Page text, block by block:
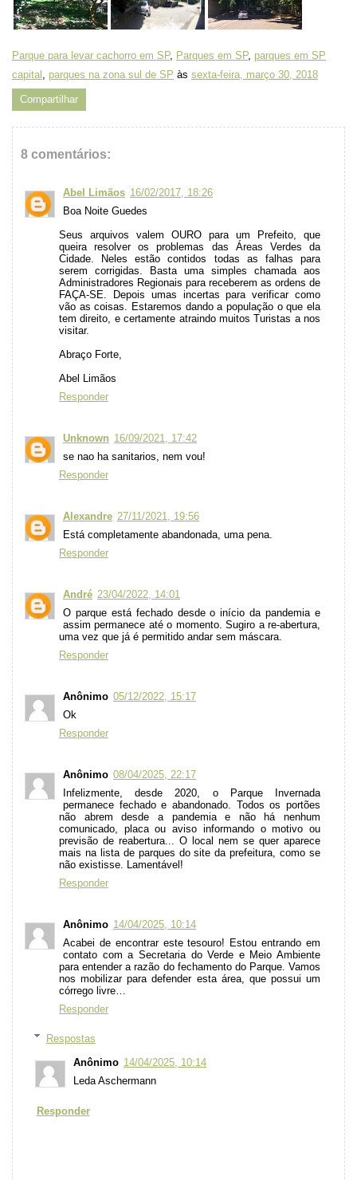
Parque para levar cachorro em SP, Parques em SP, parques em SP
capital , parques na zona sul de SP às sexta-feira, março 30, 2018
Compartilhar
8 comentários:
Abel Limãos 16/02/2017, 18:26
Boa Noite Guedes
Seus arquivos valem OURO para um Prefeito, que
queira resolver os problemas das Áreas Verdes da
Cidade. Neles estão contidos todas as falhas para
serem corrigidas. Basta uma simples chamada aos
Administradores Regionais para receberem as ordens de
FAÇA-SE. Depois umas incertas para verificar como
vão as coisas. Estaremos dando a população o que ela
tem direito, e certamente atraindo muitos Turistas a nos
visitar.
Abraço Forte,
Abel Limãos
Responder
Unknown 16/09/2021, 17:42
se nao ha sanitarios, nem vou!
Responder
Alexandre 27/11/2021, 19:56
Está completamente abandonada, uma pena.
Responder
André 23/04/2022, 14:01
O parque está fechado desde o início da pandemia e
assim permanece até o momento. Sugiro a re-abertura,
uma vez que já é permitido andar sem máscara.
Responder
Anônimo 05/12/2022, 15:17
Ok
Responder
Anônimo 08/04/2025, 22:17
Infelizmente, desde 2020, o Parque Invernada
permanece fechado e abandonado. Todos os portões
não abrem desde a pandemia e não há nenhum
comunicado, placa ou aviso informando o motivo ou
previsão de reabertura... O local nem se quer aparece
mais na lista de parques do site da prefeitura, como se
não existisse. Lamentável!
Responder
Anônimo 14/04/2025, 10:14
Acabei de encontrar este tesouro! Estou entrando em
contato com a Secretaria do Verde e Meio Ambiente
para entender a razão do fechamento do Parque. Vamos
nos mobilizar para defender esta área, que possui um
córrego livre…
Responder
Respostas
Anônimo 14/04/2025, 10:14
Leda Aschermann
Responder